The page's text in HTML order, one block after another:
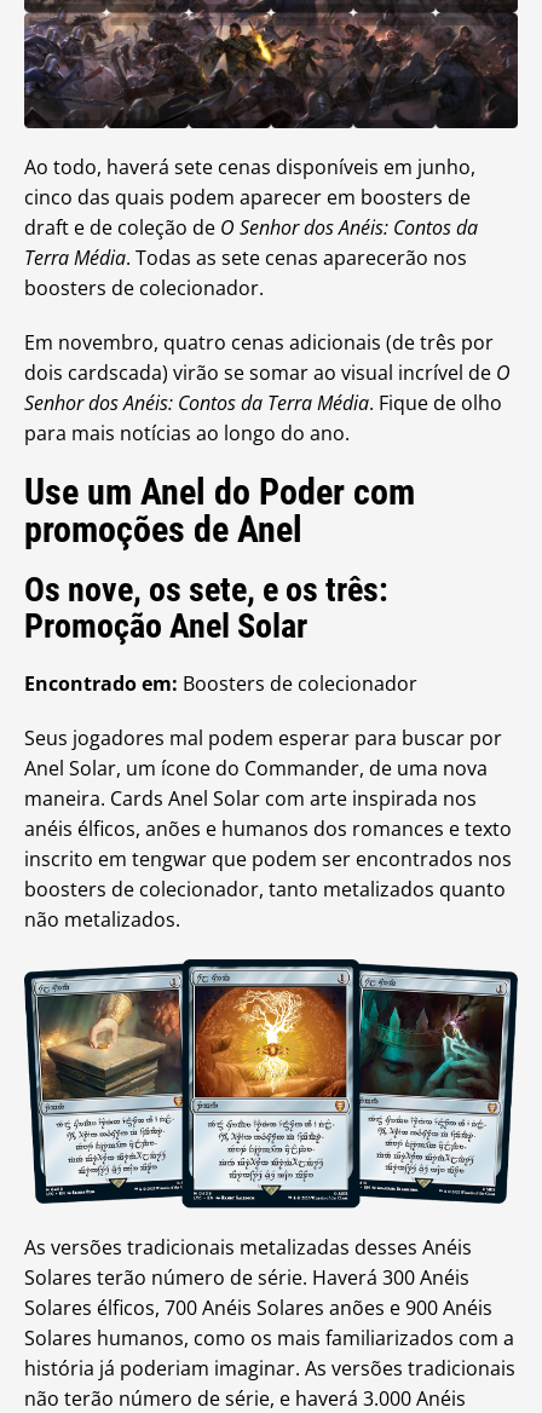
Ao todo, haverá sete cenas disponíveis em junho,
cinco das quais podem aparecer em boosters de
draft e de coleção de O Senhor dos Anéis: Contos da
Terra Média. Todas as sete cenas aparecerão nos
boosters de colecionador.
Em novembro, quatro cenas adicionais (de três por
dois cardscada) virão se somar ao visual incrível de O
Senhor dos Anéis: Contos da Terra Média. Fique de olho
para mais notícias ao longo do ano.
Use um Anel do Poder com
promoções de Anel
Os nove, os sete, e os três:
Promoção Anel Solar
Encontrado em: Boosters de colecionador
Seus jogadores mal podem esperar para buscar por
Anel Solar, um ícone do Commander, de uma nova
maneira. Cards Anel Solar com arte inspirada nos
anéis élficos, anões e humanos dos romances e texto
inscrito em tengwar que podem ser encontrados nos
boosters de colecionador, tanto metalizados quanto
não metalizados.
As versões tradicionais metalizadas desses Anéis
Solares terão número de série. Haverá 300 Anéis
Solares élficos, 700 Anéis Solares anões e 900 Anéis
Solares humanos, como os mais familiarizados com a
história já poderiam imaginar. As versões tradicionais
não terão número de série, e haverá 3.000 Anéis